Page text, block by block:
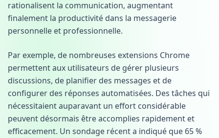
rationalisent la communication, augmentant
finalement la productivité dans la messagerie
personnelle et professionnelle.
Par exemple, de nombreuses extensions Chrome
permettent aux utilisateurs de gérer plusieurs
discussions, de planifier des messages et de
configurer des réponses automatisées. Des tâches qui
nécessitaient auparavant un effort considérable
peuvent désormais être accomplies rapidement et
efficacement. Un sondage récent a indiqué que 65 %